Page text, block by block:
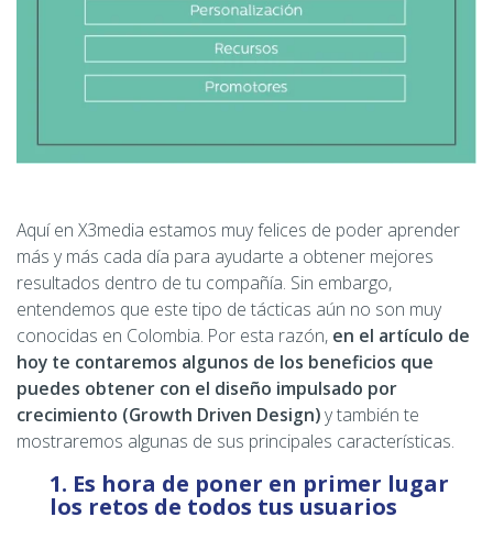
Aquí en X3media estamos muy felices de poder aprender
más y más cada día para ayudarte a obtener mejores
resultados dentro de tu compañía. Sin embargo,
entendemos que este tipo de tácticas aún no son muy
conocidas en Colombia. Por esta razón, en el artículo de
hoy te contaremos algunos de los beneficios que
puedes obtener con el diseño impulsado por
crecimiento (Growth Driven Design)y también te
mostraremos algunas de sus principales características.
1. Es hora de poner en primer lugar
los retos de todos tus usuarios